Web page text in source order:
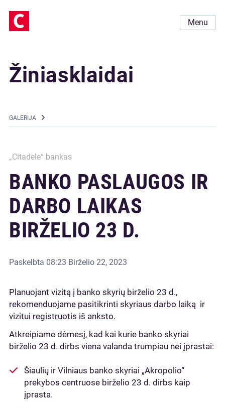
Menu
Žiniasklaidai
GALERIJA
„Citadele“ bankas
BANKO PASLAUGOS IR
DARBO LAIKAS
BIRŽELIO 23 D.
Paskelbta 08:23 Birželio 22, 2023
Planuojant vizitą į banko skyrių birželio 23 d.,
rekomenduojame pasitikrinti skyriaus darbo laiką ir
vizitui registruotis iš anksto.
Atkreipiame dėmesį, kad kai kurie banko skyriai
birželio 23 d. dirbs viena valanda trumpiau nei įprastai:
Šiaulių ir Vilniaus banko skyriai „Akropolio“
prekybos centruose birželio 23 d. dirbs kaip
įprasta.